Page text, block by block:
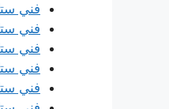
فني
فني
فني
فني
فني